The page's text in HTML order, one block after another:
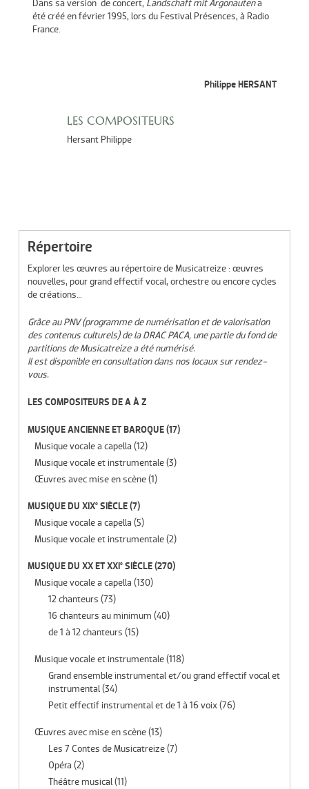
Dans sa version de concert, Landschaft mit Argonautena
été créé en février 1995, lors du Festival Présences, à Radio
France.
Philippe HERSANT
LES COMPOSITEURS
Hersant Philippe
Répertoire
Explorer les œuvres au répertoire de Musicatreize : œuvres
nouvelles, pour grand effectif vocal, orchestre ou encore cycles
de créations…
Grâce au PNV (programme de numérisation et de valorisation
des contenus culturels) de la DRAC PACA, une partie du fond de
partitions de Musicatreize a été numérisé.
Il est disponible en consultation dans nos locaux sur rendez-
vous.
LES COMPOSITEURS DE A À Z
MUSIQUE ANCIENNE ET BAROQUE(17)
Musique vocale a capella (12)
Musique vocale et instrumentale(3)
Œuvres avec mise en scène(1)
MUSIQUE DU XIX° SIÈCLE(7)
Musique vocale a capella (5)
Musique vocale et instrumentale(2)
MUSIQUE DU XX ET XXI° SIÈCLE(270)
Musique vocale a capella (130)
12 chanteurs (73)
16 chanteurs au minimum (40)
de 1 à 12 chanteurs (15)
Musique vocale et instrumentale(118)
Grand ensemble instrumental et/ou grand effectif vocal et
instrumental(34)
Petit effectif instrumental et de 1 à 16 voix(76)
Œuvres avec mise en scène(13)
Les 7 Contes de Musicatreize(7)
Opéra (2)
Théâtre musical(11)